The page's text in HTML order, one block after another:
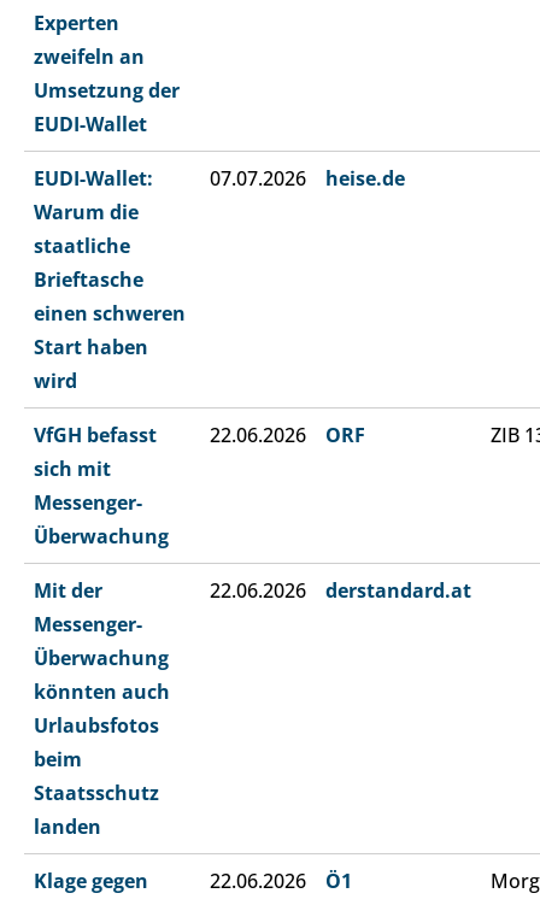
Experten
zweifeln an
Umsetzung der
EUDI-Wallet
EUDI-Wallet:
Warum die
staatliche
Brieftasche
einen schweren
Start haben
wird
07.07.2026 heise.de
VfGH befasst
sich mit
Messenger-
Überwachung
22.06.2026 ORF ZIB
Mit der
Messenger-
Überwachung
könnten auch
Urlaubsfotos
beim
Staatsschutz
landen
22.06.2026 derstandard.at
Klage gegen
22.06.2026 Ö1